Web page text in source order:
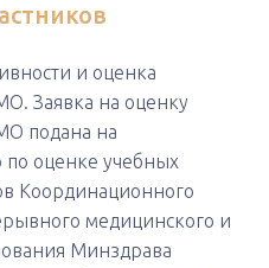
и оценка
Заявка на оценку
подана на
оценке учебных
Координационного
медицинского и
Минздрава